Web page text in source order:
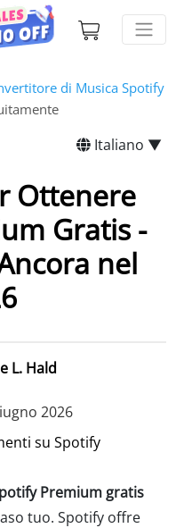
di Musica Spotify
Italiano ▼
Ottenere
Gratis -
nel
L. Hald
2026
su Spotify
Premium gratis
tuo. Spotify offre